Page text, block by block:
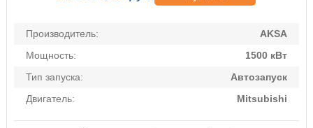
Производитель:
AKSA
Мощность:
1500 кВт
Тип запуска:
Автозапуск
Двигатель:
Mitsubishi